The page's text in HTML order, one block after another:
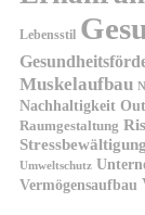
Lebensstil
Muskelaufbau
Nachhaltigkeit
Raumgestaltung
Stressbewältigung
Umweltschutz
Vermögensaufbau